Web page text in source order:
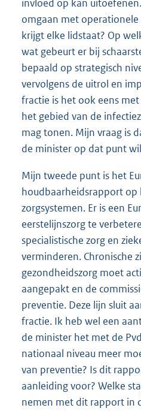
invloed op kan
omgaan met operationele
krijgt elke lidstaat? Op
wat gebeurt er bij
bepaald op strategisch
vervolgens de uitrol en
fractie is het ook eens
het gebied van de
mag tonen. Mijn vraag is
de minister op dat punt
Mijn tweede punt is het
houdbaarheidsrapport op
zorgsystemen. Er is een
eerstelijnszorg te
specialistische zorg en
verminderen. Chronische
gezondheidszorg moet
aangepakt en de
preventie. Deze lijn sluit
fractie. Ik heb wel een
de minister het met de
nationaal niveau meer
van preventie? Is dit
aanleiding voor? Welke
nemen met dit rapport in